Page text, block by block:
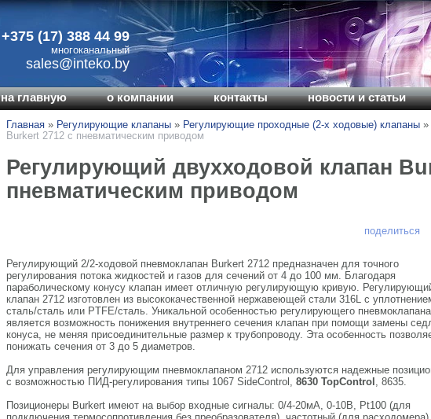
+375 (17) 388 44 99
многоканальный
sales@inteko.by
на главную о компании контакты новости и статьи
Главная » Регулирующие клапаны » Регулирующие проходные (2-х ходовые) клапаны »
Burkert 2712 с пневматическим приводом
Регулирующий двухходовой клапан
пневматическим приводом
поделиться
Регулирующий 2/2-ходовой пневмоклапан Burkert 2712 предназначен для точного
регулирования потока жидкостей и газов для сечений от 4 до 100 мм. Благодаря
параболическому конусу клапан имеет отличную регулирующую кривую.
клапан 2712 изготовлен из высококачественной нержавеющей стали 316L с
сталь/сталь или PTFE/сталь. Уникальной особенностью регулирующего
является возможность понижения внутреннего сечения клапан при помощи замены
конуса, не меняя присоединительные размер к трубопроводу. Эта особенность
понижать сечения от 3 до 5 диаметров.
Для управления регулирующим пневмоклапаном 2712 используются надежные
с возможностью ПИД-регулирования типы 1067 SideControl, 8630 TopControl , 8635.
Позиционеры Burkert имеют на выбор входные сигналы: 0/4-20мА, 0-10В, Pt100 (для